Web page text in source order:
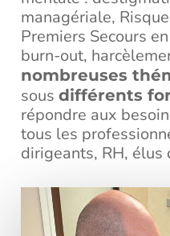
managériale,
Premiers Secours
burn-out,
nombreuses
sous différents
répondre aux
tous les
dirigeants, RH,